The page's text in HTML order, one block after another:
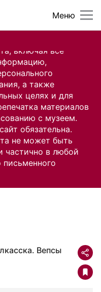
включая все
а также
целях и для
материалов
с музеем.
обязательна.
не может быть
частично в любой
письменного
Меню
Вепсы